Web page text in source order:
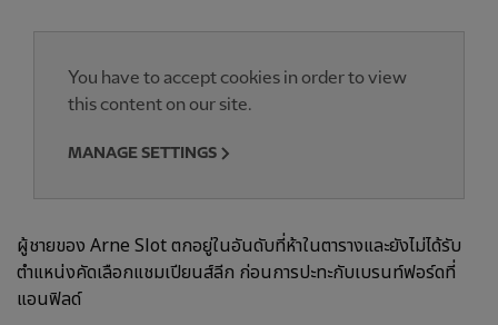
You have to accept cookies in order to view
this content on our site.
MANAGE SETTINGS
ผู้ชายของ Arne Slot ตกอยู่ในอันดับที่ห้าในตารางและยังไม่ได้รับ
ตำแหน่งคัดเลือกแชมเปียนส์ลีก ก่อนการปะทะกับเบรนท์ฟอร์ดที่
แอนฟิลด์